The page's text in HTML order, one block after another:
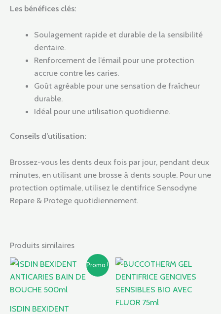
Les bénéfices clés:
Soulagement rapide et durable de la sensibilité
dentaire.
Renforcement de l’émail pour une protection
accrue contre les caries.
Goût agréable pour une sensation de fraîcheur
durable.
Idéal pour une utilisation quotidienne.
Conseils d’utilisation:
Brossez-vous les dents deux fois par jour, pendant deux
minutes, en utilisant une brosse à dents souple. Pour une
protection optimale, utilisez le dentifrice Sensodyne
Repare & Protege quotidiennement.
Produits similaires
Promo !
ISDIN BEXIDENT
Le
initial
était :
Le
prix
actuel
69,00 Dhs.